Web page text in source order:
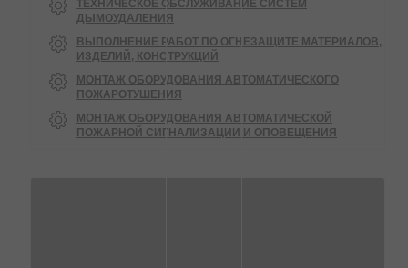
ТЕХНИЧЕСКОЕ ОБСЛУЖИВАНИЕ СИСТЕМ
ДЫМОУДАЛЕНИЯ
ВЫПОЛНЕНИЕ РАБОТ ПО ОГНЕЗАЩИТЕ МАТЕРИАЛОВ,
ИЗДЕЛИЙ, КОНСТРУКЦИЙ
МОНТАЖ ОБОРУДОВАНИЯ АВТОМАТИЧЕСКОГО
ПОЖАРОТУШЕНИЯ
МОНТАЖ ОБОРУДОВАНИЯ АВТОМАТИЧЕСКОЙ
ПОЖАРНОЙ СИГНАЛИЗАЦИИ И ОПОВЕЩЕНИЯ